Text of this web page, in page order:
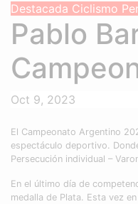
Destacada Ciclismo
Pablo
Oct 9, 2023
El Campeonato Argentino
espectáculo deportivo.
Persecución individual –
En el último día de
medalla de Plata. Esta vez